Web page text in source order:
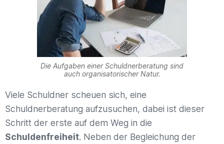
Die Aufgaben einer Schuldnerberatung sind
auch organisatorischer Natur.
Viele Schuldner scheuen sich, eine
Schuldnerberatung aufzusuchen, dabei ist dieser
Schritt der erste auf dem Weg in die
Schuldenfreiheit. Neben der Begleichung der